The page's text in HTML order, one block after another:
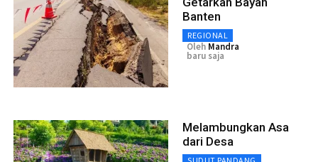
Banten
REGIONAL
Oleh Mandra
baru saja
Melambungkan Asa
dari Desa